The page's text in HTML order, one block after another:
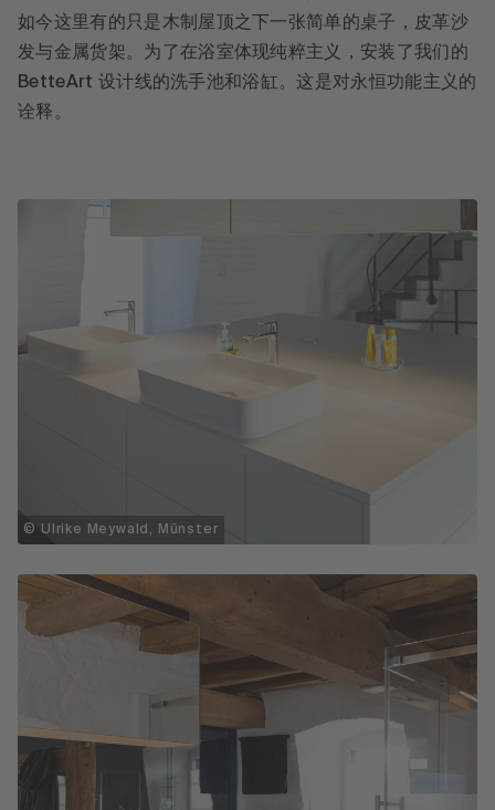
如今这里有的只是木制屋顶之下一张简单的桌子，皮革沙
发与金属货架。为了在浴室体现纯粹主义，安装了我们的
BetteArt 设计线的洗手池和浴缸。这是对永恒功能主义的
诠释。
© Ulrike Meywald, Münster